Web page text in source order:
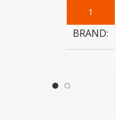
Add To Cart
BRAND